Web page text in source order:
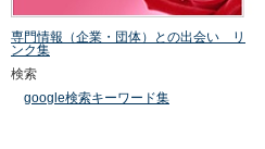
専門情報（企業・団体）との出会い リ
ンク集
検索
google検索キーワード集